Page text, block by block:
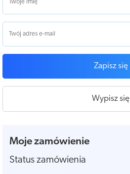
Zapisz się
Wypisz się
Moje zamówienie
Status zamówienia